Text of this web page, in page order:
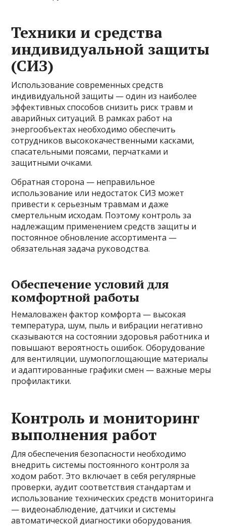
Техники и средства
индивидуальной защиты
(СИЗ)
Использование современных средств
индивидуальной защиты — один из наиболее
эффективных способов снизить риск травм и
аварийных ситуаций. В рамках работ на
энергообъектах необходимо обеспечить
сотрудников высококачественными касками,
спасательными поясами, перчатками и
защитными очками.
Обратная сторона — неправильное
использование или недостаток СИЗ может
привести к серьезным травмам и даже
смертельным исходам. Поэтому контроль за
надлежащим применением средств защиты и
постоянное обновление ассортимента —
обязательная задача руководства.
Обеспечение условий для
комфортной работы
Немаловажен фактор комфорта — высокая
температура, шум, пыль и вибрации негативно
сказываются на состоянии здоровья работника и
повышают вероятность ошибок. Оборудование
для вентиляции, шумопоглощающие материалы
и адаптированные графики смен — важные меры
профилактики.
Контроль и мониторинг
выполнения работ
Для обеспечения безопасности необходимо
внедрить системы постоянного контроля за
ходом работ. Это включает в себя регулярные
проверки, аудит соответствия стандартам и
использование технических средств мониторинга
— видеонаблюдение, датчики и системы
автоматической диагностики оборудования.